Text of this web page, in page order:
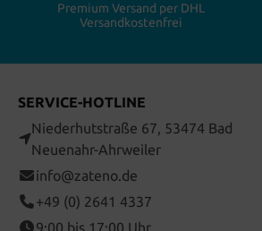
Premium Versand per DHL
Versandkostenfrei
SERVICE-HOTLINE
Niederhutstraße 67, 53474 Bad
Neuenahr-Ahrweiler
info@zateno.de
+49 (0) 2641 4337
9:00 bis 17:00 Uhr